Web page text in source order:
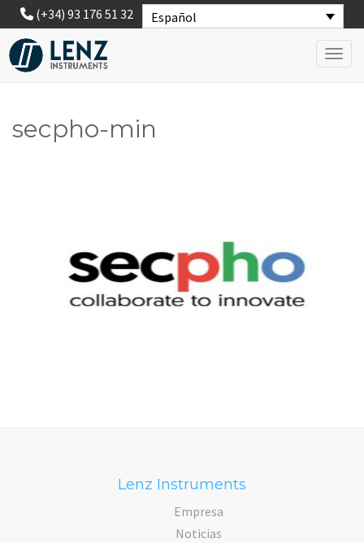
Español
(+34) 93 176 51 32
secpho-min
Lenz Instruments
Empresa
Noticias